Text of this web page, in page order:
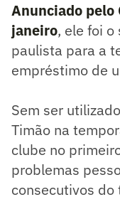
Anunciado pelo
janeiro, ele foi o
paulista para a
empréstimo de
Sem ser
Timão na
clube no
problemas
consecutivos do